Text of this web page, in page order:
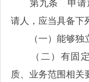
第九条 申请放
请人，应当具备下
（一）能够独立
（二）有固定
质、业务范围相关